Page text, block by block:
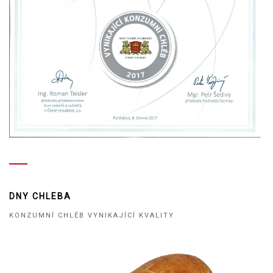
DNY CHLEBA
KONZUMNÍ CHLÉB VYNIKAJÍCÍ KVALITY